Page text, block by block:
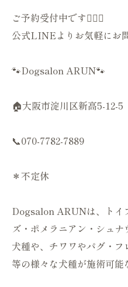
ご予約受付中です💁🏻‍♀️
公式LINEよりお気軽にお
🐾Dogsalon ARUN🐾
🏠大阪市淀川区新高5-12-5
📞070-7782-7889
＊不定休
Dogsalon ARUNは、トイ
ズ・ポメラニアン・シュ
犬種や、チワワやパグ・
等の様々な犬種が施術可